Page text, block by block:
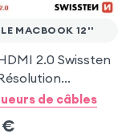
MACBOOK 12''
2.0 Swissten
1m Noirde câbles
€